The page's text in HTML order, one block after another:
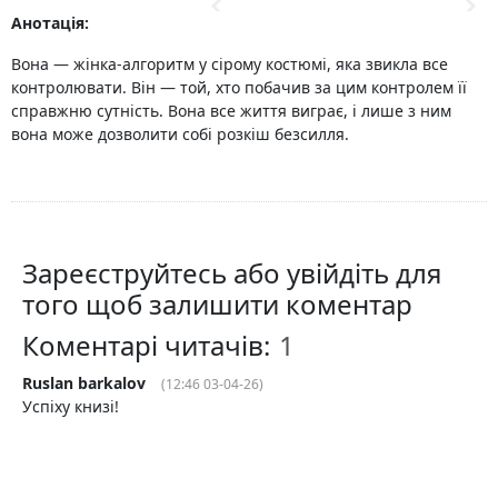
Анотація:
Вона — жінка-алгоритм у сірому костюмі, яка звикла все
контролювати. Він — той, хто побачив за цим контролем її
справжню сутність. Вона все життя виграє, і лише з ним
вона може дозволити собі розкіш безсилля.
Зареєструйтесь або увійдіть для
того щоб залишити коментар
Коментарі читачів:
Ruslan barkalov (12:46 03-04-26)
Успіху книзі!